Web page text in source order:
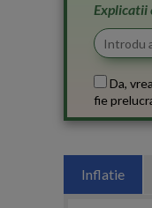
Explicatii
Da,
fie
Inflatie